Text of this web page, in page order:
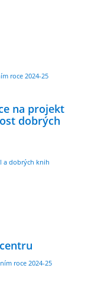
roce 2024-25
na projekt
dobrých
a dobrých knih
roce 2024-25